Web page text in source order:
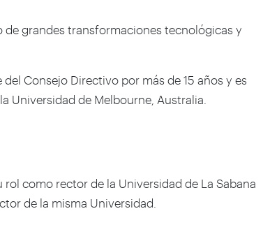
grandes transformaciones tecnológicas y
Consejo Directivo por más de 15 años y es
Universidad de Melbourne, Australia.
como rector de la Universidad de La Sabana
de la misma Universidad.